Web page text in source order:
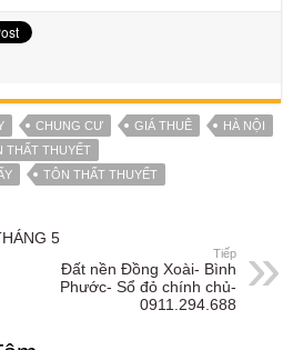
CHUNG CƯ GIÁ THUÊ
HÀ NỘI
THẤT THUYẾT
TÔN THẤT THUYẾT
5
Tiếp
Đất nền Đồng Xoài- Bình
Phước- Sổ đỏ chính chủ-
0911.294.688